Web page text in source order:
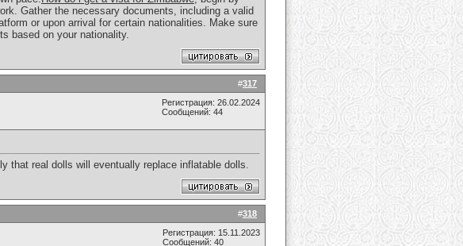
Gather the necessary documents, including a valid
or upon arrival for certain nationalities. Make sure
based on your nationality.
#317
Регистрация: 26.02.2024
Сообщений: 44
that real dolls will eventually replace inflatable dolls.
#318
Регистрация: 15.11.2023
Сообщений: 40